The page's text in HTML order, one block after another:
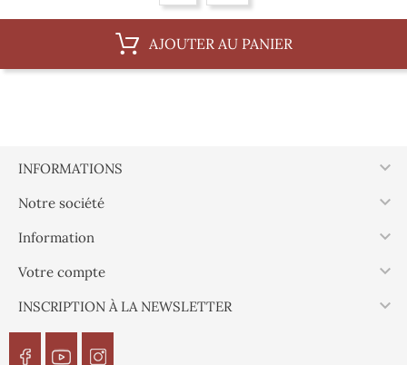
AJOUTER AU PANIER
INFORMATIONS 
Notre société 
Information 
Votre compte 
INSCRIPTION À LA NEWSLETTER 